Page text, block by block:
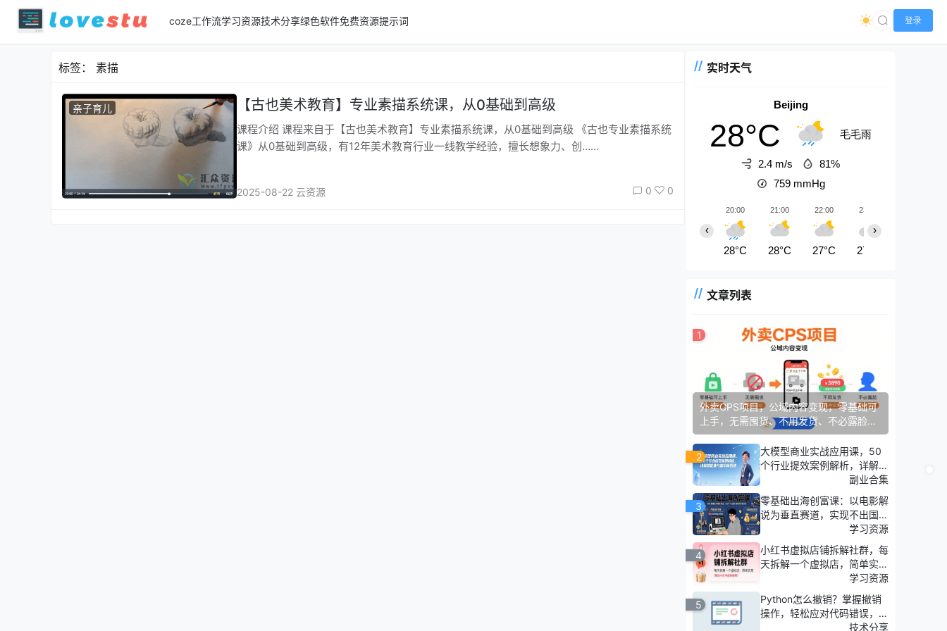
coze工作流学习资源技术分享绿色软件免费资源提示词 登录
标签： 素描
亲子育儿 【古也美术教育】专业素描系统课，从0基础到高级
课程介绍 课程来自于【古也美术教育】专业素描系统课，从0基础到高级 《古也专业素描系统
课》从0基础到高级，有12年美术教育行业一线教学经验，擅长想象力、创……
2025-08-22 云资源 0 0
实时天气
Beijing
28°C 毛毛雨
2.4 m/s
81%
759 mmHg
20:00
28°C
21:00
28°C
22:00
27°C
23:00
27°C
‹ ›
文章列表
1
外卖CPS项目，公域内容变现，零基础可
上手，无需囤货、不用发货、不必露脸、
纯佣变现
2
大模型商业实战应用课，50
个行业提效案例解析，详解智
副业合集
3
零基础出海创富课：以电影解
说为垂直赛道，实现不出国门
学习资源
4
小红书虚拟店铺拆解社群，每
天拆解一个虚拟店，简单实用
(赠送小红书虚拟教程)学习资源
5
Python怎么撤销？掌握撤销
操作，轻松应对代码错误，高
效调试Python程序。技术分享